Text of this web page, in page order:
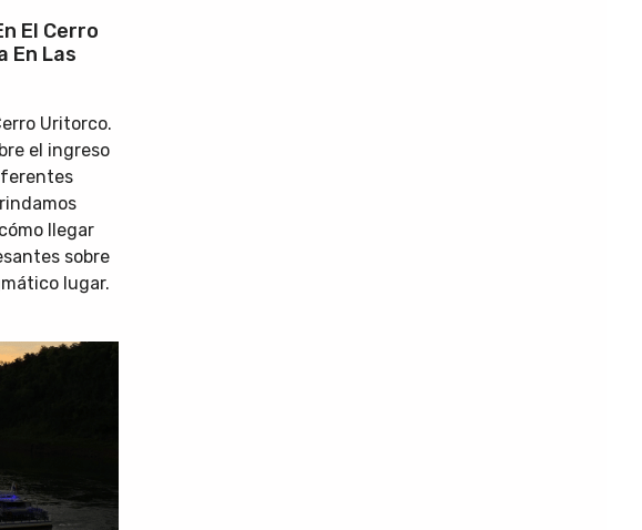
El Cerro
En Las
Uritorco.
el ingreso
llegar
sobre
lugar.